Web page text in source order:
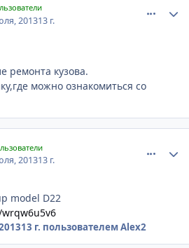
201313 г.
ремонта кузова.
можно ознакомиться со
201313 г.
model D22
13 г. пользователем Alex2